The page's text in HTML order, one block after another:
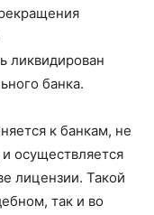
ликвидирован
банка.
к банкам, не
осуществляется
лицензии. Такой
так и во